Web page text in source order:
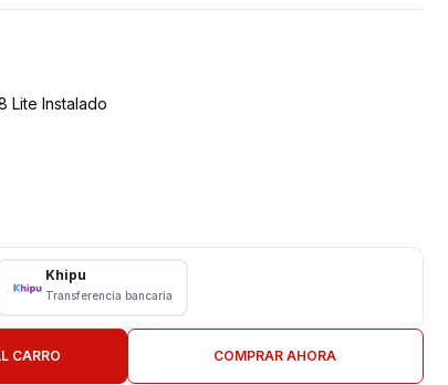
Lite Instalado
Khipu
Transferencia bancaria
CARRO COMPRAR AHORA